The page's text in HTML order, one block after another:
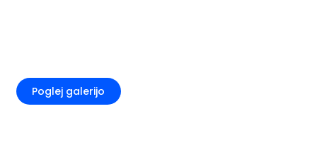
Poglej galerijo